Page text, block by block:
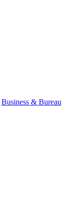
Business & Bureau